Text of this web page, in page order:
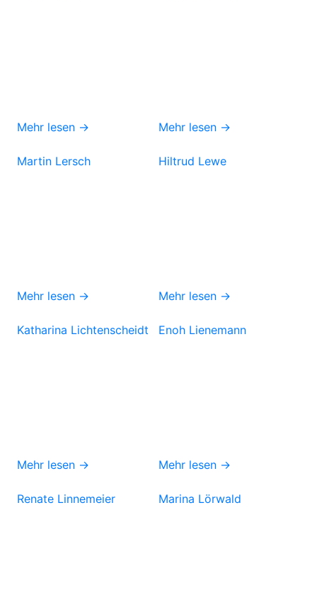
Mehr lesen → Mehr lesen →
Martin Lersch
Mehr lesen →
Hiltrud Lewe
Mehr lesen →
Katharina Lichtenscheidt
Mehr lesen →
Enoh Lienemann
Mehr lesen →
Renate Linnemeier Marina Lörwald